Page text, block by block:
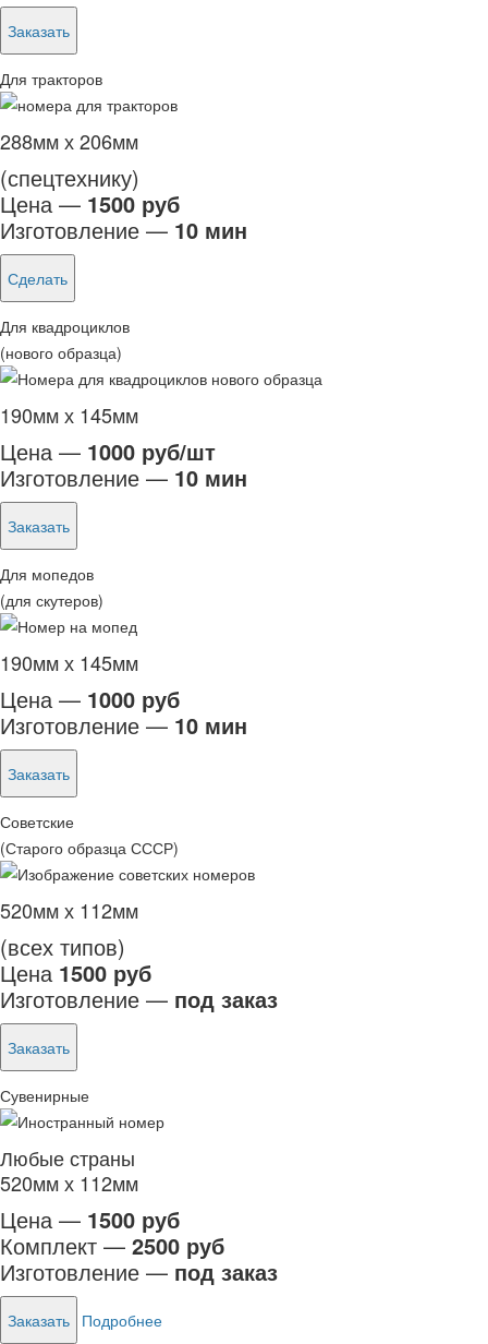
Заказать
Для тракторов
288мм х 206мм
(спецтехнику)
Цена — 1500 руб
Изготовление — 10 мин
Сделать
Для квадроциклов
(нового образца)
190мм х 145мм
Цена — 1000 руб/шт
Изготовление — 10 мин
Заказать
Для мопедов
(для скутеров)
190мм х 145мм
Цена — 1000 руб
Изготовление — 10 мин
Заказать
Советские
(Старого образца СССР)
520мм х 112мм
(всех типов)
Цена 1500 руб
Изготовление — под заказ
Заказать
Сувенирные
Любые страны
520мм х 112мм
Цена — 1500 руб
Комплект — 2500 руб
Изготовление — под заказ
Заказать Подробнее